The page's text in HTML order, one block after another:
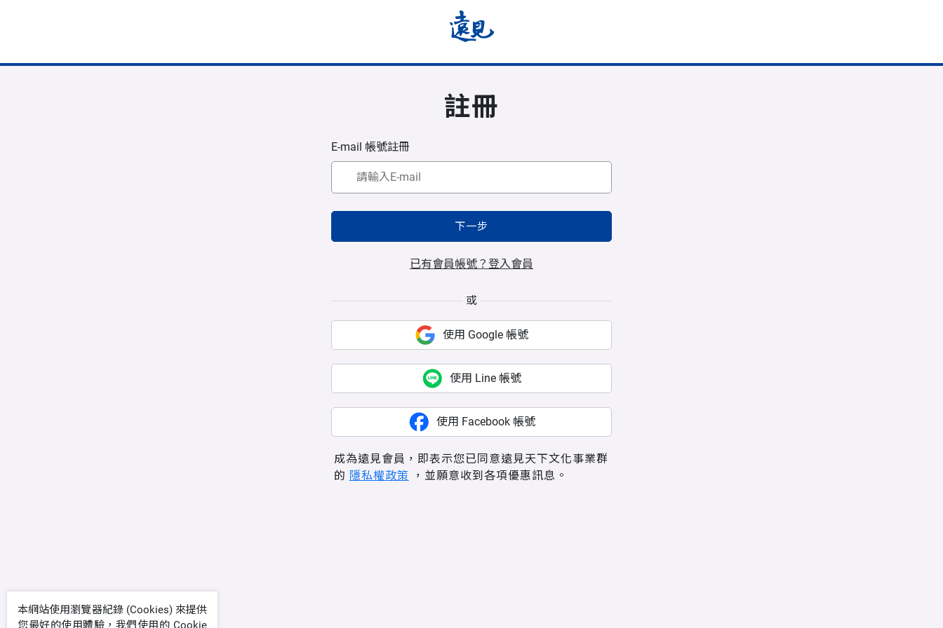
註冊
E-mail 帳號註冊
下一步
已有會員帳號？登入會員
或
使用 Google 帳號
使用 Line 帳號
使用 Facebook 帳號
成為遠見會員，即表示您已同意遠見天下文化事業群
的 隱私權政策 ，並願意收到各項優惠訊息。
本網站使用瀏覽器紀錄 (Cookies) 來提供
您最好的使用體驗，我們使用的 Cookie